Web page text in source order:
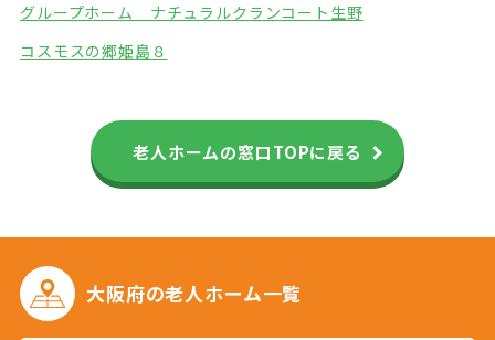
グループホーム ナチュラルクランコート生野
コスモスの郷姫島８
老人ホームの窓口TOPに戻る
大阪府の老人ホーム一覧